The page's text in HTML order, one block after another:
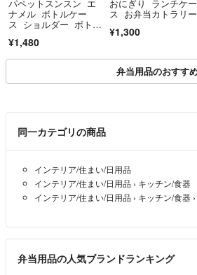
パペットスンスン エ
ナメル ボトルケー
ス ショルダー ボトル
¥1,480
おにぎり ランチケー
ス お弁当カトラリー
¥1,300
弁当用品のおすす
同一カテゴリの商品
インテリア/住まい/日用品
インテリア/住まい/日用品 › キッチン/食器
インテリア/住まい/日用品 › キッチン/食器 ›
弁当用品の人気ブランドランキング